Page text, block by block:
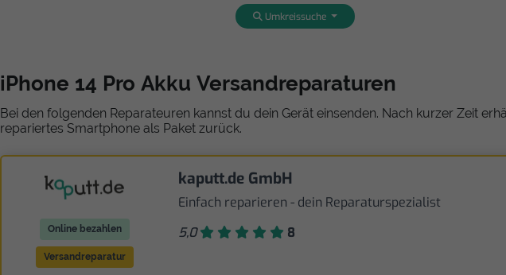
Umkreissuche
iPhone 14 Pro Akku Versandreparaturen
Bei den folgenden Reparateuren kannst du dein Gerät einsenden. Nach kurzer Zeit
repariertes Smartphone als Paket zurück.
Online bezahlen
Versandreparatur
kaputt.de GmbH
Einfach reparieren - dein Reparaturspezialist
5,0
8